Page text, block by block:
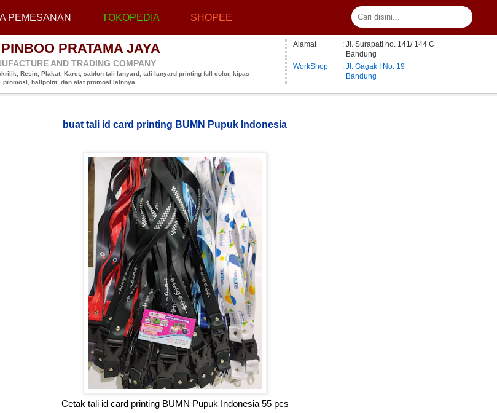
PEMESANAN TOKOPEDIA SHOPEE
PRATAMA JAYA
AND TRADING COMPANY
Resin, Plakat, Karet, sablon tali lanyard, tali lanyard printing full color, kipas
promosi, ballpoint, dan alat promosi lainnya
Alamat
: Jl. Surapati no. 141/ 144 C
Bandung
WorkShop
: Jl. Gagak I No. 19
Bandung
buat tali id card printing BUMN Pupuk Indonesia
Cetak tali id card printing BUMN Pupuk Indonesia 55 pcs